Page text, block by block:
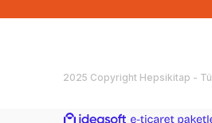
2025 Copyright Hepsikitap -
ideasoft